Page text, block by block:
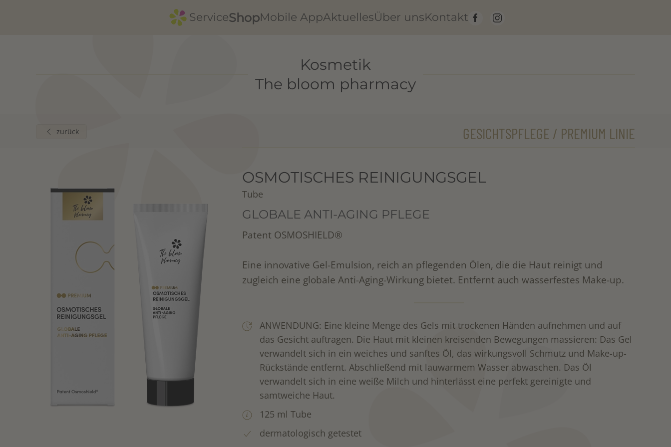
ServiceShopMobile AppAktuellesÜber unsKontakt
Kosmetik
The bloom pharmacy
zurück GESICHTSPFLEGE / PREMIUM LINIE
OSMOTISCHES REINIGUNGSGEL
Tube
GLOBALE ANTI-AGING PFLEGE
Patent OSMOSHIELD®
Eine innovative Gel-Emulsion, reich an pflegenden Ölen, die die Haut reinigt und
zugleich eine globale Anti-Aging-Wirkung bietet. Entfernt auch wasserfestes Make-up.
ANWENDUNG: Eine kleine Menge des Gels mit trockenen Händen aufnehmen und auf
das Gesicht auftragen. Die Haut mit kleinen kreisenden Bewegungen massieren: Das Gel
verwandelt sich in ein weiches und sanftes Öl, das wirkungsvoll Schmutz und Make-up-
Rückstände entfernt. Abschließend mit lauwarmem Wasser abwaschen. Das Öl
verwandelt sich in eine weiße Milch und hinterlässt eine perfekt gereinigte und
samtweiche Haut.
125 ml Tube
dermatologisch getestet